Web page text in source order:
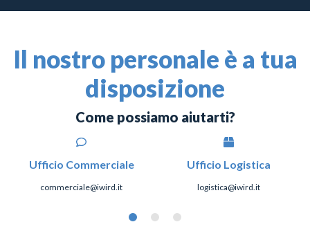
Il nostro personale è a tua
disposizione
Come possiamo aiutarti?
Ufficio Commerciale
commerciale@iwird.it
Ufficio Logistica
logistica@iwird.it